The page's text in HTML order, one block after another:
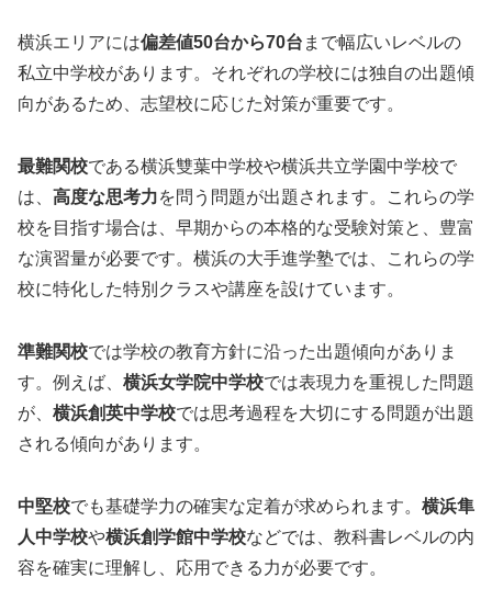
横浜エリアには偏差値50台から70台 まで幅広いレベルの
私立中学校があります。それぞれの学校には独自の出題傾
向があるため、志望校に応じた対策が重要です。
最難関校である横浜雙葉中学校や横浜共立学園中学校で
は、 高度な思考力を問う問題が出題されます。これらの学
校を目指す場合は、早期からの本格的な受験対策と、豊富
な演習量が必要です。横浜の大手進学塾では、これらの学
校に特化した特別クラスや講座を設けています。
準難関校では学校の教育方針に沿った出題傾向がありま
す。例えば、 横浜女学院中学校では表現力を重視した問題
が、 横浜創英中学校では思考過程を大切にする問題が出題
される傾向があります。
中堅校でも基礎学力の確実な定着が求められます。 横浜隼
人中学校や横浜創学館中学校などでは、教科書レベルの内
容を確実に理解し、応用できる力が必要です。